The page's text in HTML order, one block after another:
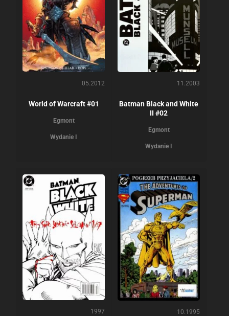
05.2012
World of Warcraft #01
Egmont
Wydanie I
11.2003
Batman Black and White
II #02
Egmont
Wydanie I
1997 10.1995